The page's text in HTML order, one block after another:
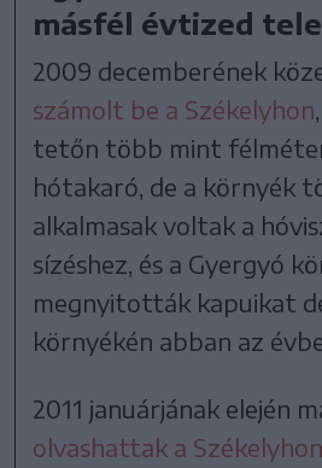
másfél évtized
2009 decemberének
számolt be a Székelyhon
tetőn több mint
hótakaró, de a környék
alkalmasak voltak a
sízéshez, és a Gyergyó
megnyitották kapuikat
környékén abban az
2011 januárjának elején
olvashattak a